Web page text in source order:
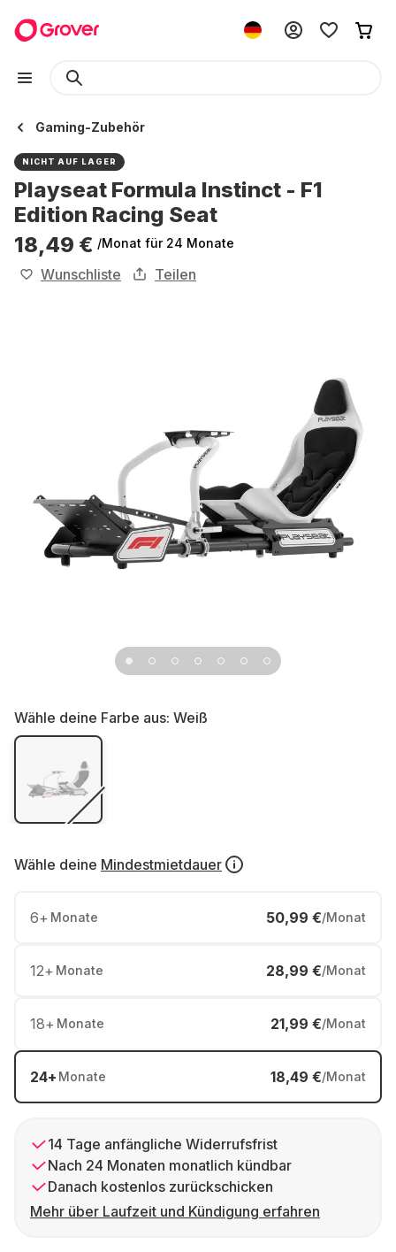
Gaming-Zubehör
NICHT AUF LAGER
Playseat Formula Instinct - F1
Edition Racing Seat
18,49 € /Monat für 24 Monate
Wunschliste Teilen
Wähle deine Farbe aus: Weiß
Wähle deine Mindestmietdauer
6+ Monate 50,99 €/Monat
12+ Monate 28,99 €/Monat
18+ Monate 21,99 €/Monat
24+ Monate 18,49 €/Monat
14 Tage anfängliche Widerrufsfrist
Nach 24 Monaten monatlich kündbar
Danach kostenlos zurückschicken
Mehr über Laufzeit und Kündigung erfahren